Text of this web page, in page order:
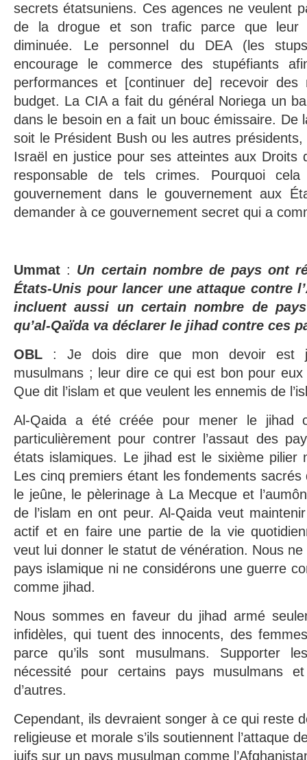
secrets étatsuniens. Ces agences ne veulent
de la drogue et son trafic parce que leur
diminuée. Le personnel du DEA (les
encourage le commerce des stupéfiants
performances et [continuer de] recevoir des
budget. La CIA a fait du général Noriega un
dans le besoin en a fait un bouc émissaire. De
soit le Président Bush ou les autres
Israël en justice pour ses atteintes aux Droits
responsable de tels crimes. Pourquoi
gouvernement dans le gouvernement aux
demander à ce gouvernement secret qui a
Ummat : Un certain nombre de pays ont
États-Unis pour lancer une attaque contre
incluent aussi un certain nombre de
qu’al-Qaïda va déclarer le jihad contre ces
OBL : Je dois dire que mon devoir est
musulmans ; leur dire ce qui est bon pour
Que dit l’islam et que veulent les ennemis de
Al-Qaida a été créée pour mener le jihad
particulièrement pour contrer l’assaut des
états islamiques. Le jihad est le sixième pilier
Les cinq premiers étant les fondements sacrés
le jeûne, le pèlerinage à La Mecque et
de l’islam en ont peur. Al-Qaida veut
actif et en faire une partie de la vie
veut lui donner le statut de vénération. Nous
pays islamique ni ne considérons une guerre
comme jihad.
Nous sommes en faveur du jihad armé
infidèles, qui tuent des innocents, des
parce qu’ils sont musulmans. Supporter
nécessité pour certains pays musulmans
d’autres.
Cependant, ils devraient songer à ce qui reste
religieuse et morale s’ils soutiennent l’attaque
juifs sur un pays musulman comme